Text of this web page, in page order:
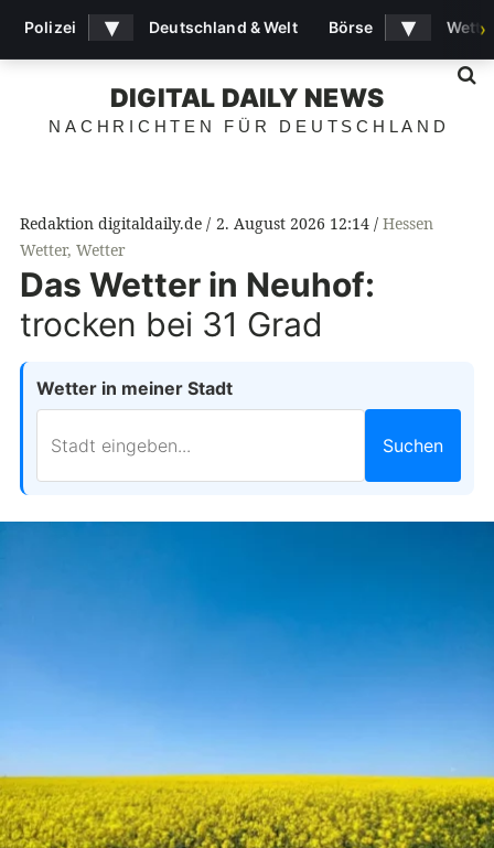
DIGITAL DAILY NEWS
NACHRICHTEN FÜR DEUTSCHLAND
Redaktion digitaldaily.de 2. August 2026 12:14
Hessen
Wetter, Wetter
Das Wetter in Neuhof:
trocken bei 31 Grad
Wetter in meiner Stadt
Suchen
Polizei ▾ Deutschland & Welt Börse ▾ ›